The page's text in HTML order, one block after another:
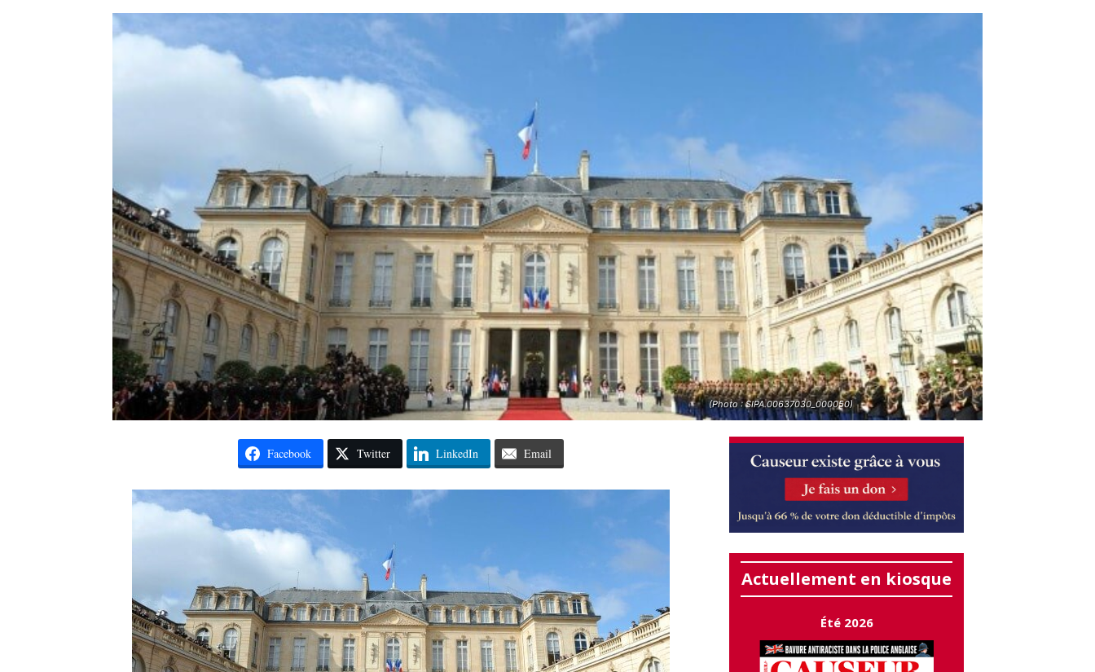
(Photo : SIPA.00637030_000050)
Facebook Twitter LinkedIn Email
Actuellement en kiosque
Été 2026